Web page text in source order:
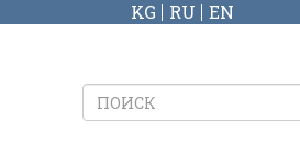
KG RU EN